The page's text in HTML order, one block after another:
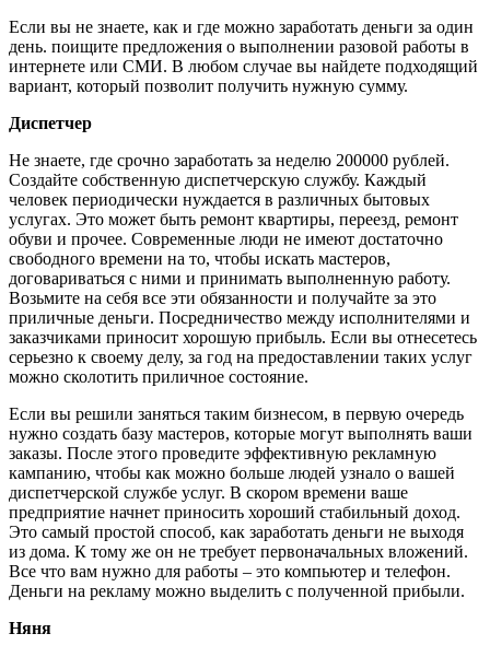
Если вы не знаете, как и где можно заработать деньги за один
день. поищите предложения о выполнении разовой работы в
интернете или СМИ. В любом случае вы найдете подходящий
вариант, который позволит получить нужную сумму.
Диспетчер
Не знаете, где срочно заработать за неделю 200000 рублей.
Создайте собственную диспетчерскую службу. Каждый
человек периодически нуждается в различных бытовых
услугах. Это может быть ремонт квартиры, переезд, ремонт
обуви и прочее. Современные люди не имеют достаточно
свободного времени на то, чтобы искать мастеров,
договариваться с ними и принимать выполненную работу.
Возьмите на себя все эти обязанности и получайте за это
приличные деньги. Посредничество между исполнителями и
заказчиками приносит хорошую прибыль. Если вы отнесетесь
серьезно к своему делу, за год на предоставлении таких услуг
можно сколотить приличное состояние.
Если вы решили заняться таким бизнесом, в первую очередь
нужно создать базу мастеров, которые могут выполнять ваши
заказы. После этого проведите эффективную рекламную
кампанию, чтобы как можно больше людей узнало о вашей
диспетчерской службе услуг. В скором времени ваше
предприятие начнет приносить хороший стабильный доход.
Это самый простой способ, как заработать деньги не выходя
из дома. К тому же он не требует первоначальных вложений.
Все что вам нужно для работы – это компьютер и телефон.
Деньги на рекламу можно выделить с полученной прибыли.
Няня